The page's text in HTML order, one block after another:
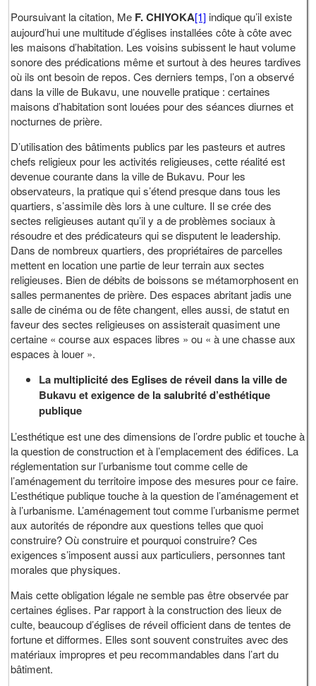
Poursuivant la citation, Me F. CHIYOKA[1] indique qu’il existe
aujourd’hui une multitude d’églises installées côte à côte avec
les maisons d’habitation. Les voisins subissent le haut volume
sonore des prédications même et surtout à des heures tardives
où ils ont besoin de repos. Ces derniers temps, l’on a observé
dans la ville de Bukavu, une nouvelle pratique : certaines
maisons d’habitation sont louées pour des séances diurnes et
nocturnes de prière.
D’utilisation des bâtiments publics par les pasteurs et autres
chefs religieux pour les activités religieuses, cette réalité est
devenue courante dans la ville de Bukavu. Pour les
observateurs, la pratique qui s’étend presque dans tous les
quartiers, s’assimile dès lors à une culture. Il se crée des
sectes religieuses autant qu’il y a de problèmes sociaux à
résoudre et des prédicateurs qui se disputent le leadership.
Dans de nombreux quartiers, des propriétaires de parcelles
mettent en location une partie de leur terrain aux sectes
religieuses. Bien de débits de boissons se métamorphosent en
salles permanentes de prière. Des espaces abritant jadis une
salle de cinéma ou de fête changent, elles aussi, de statut en
faveur des sectes religieuses on assisterait quasiment une
certaine « course aux espaces libres » ou « à une chasse aux
espaces à louer ».
La multiplicité des Eglises de réveil dans la ville de
Bukavu et exigence de la salubrité d’esthétique
publique
L’esthétique est une des dimensions de l’ordre public et touche à
la question de construction et à l’emplacement des édifices. La
réglementation sur l’urbanisme tout comme celle de
l’aménagement du territoire impose des mesures pour ce faire.
L’esthétique publique touche à la question de l’aménagement et
à l’urbanisme. L’aménagement tout comme l’urbanisme permet
aux autorités de répondre aux questions telles que quoi
construire? Où construire et pourquoi construire? Ces
exigences s’imposent aussi aux particuliers, personnes tant
morales que physiques.
Mais cette obligation légale ne semble pas être observée par
certaines églises. Par rapport à la construction des lieux de
culte, beaucoup d’églises de réveil officient dans de tentes de
fortune et difformes. Elles sont souvent construites avec des
matériaux impropres et peu recommandables dans l’art du
bâtiment.